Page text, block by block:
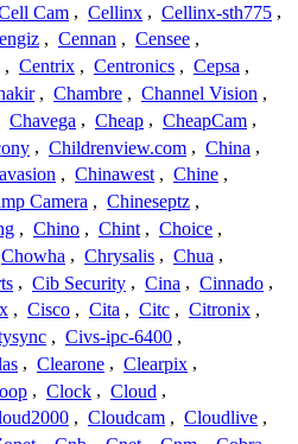
Cam , Cellinx , Cellinx-sth775 ,
, Cennan , Censee ,
, Centrix , Centronics , Cepsa ,
, Chambre , Channel Vision ,
Chavega , Cheap , CheapCam ,
, Childrenview.com , China ,
, Chinawest , Chine ,
Camera , Chineseptz ,
, Chino , Chint , Choice ,
Chowha , Chrysalis , Chua ,
, Cib Security , Cina , Cinnado ,
, Cisco , Cita , Citc , Citronix ,
, Civs-ipc-6400 ,
, Clearone , Clearpix ,
, Clock , Cloud ,
, Cloudcam , Cloudlive ,